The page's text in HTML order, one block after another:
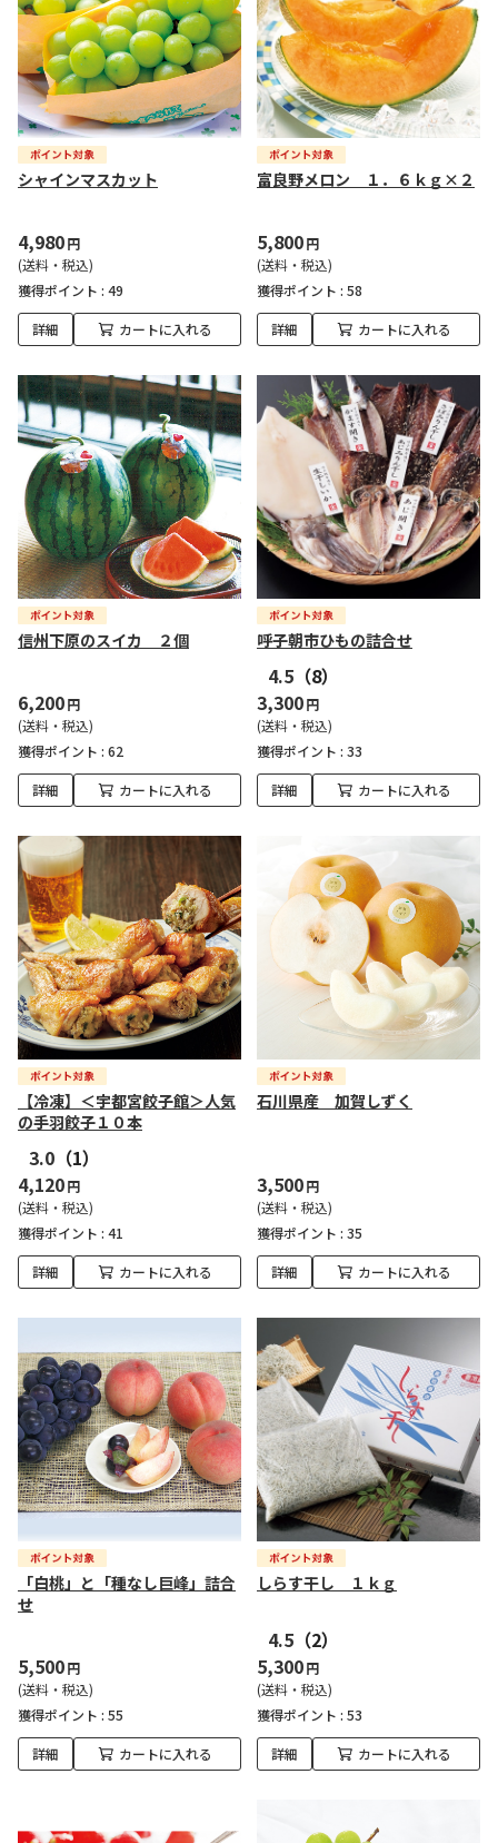
シャインマスカット
4,980円
(送料・税込)
獲得ポイント : 49
詳細 カートに入れる
富良野メロン １．６ｋｇ×２
5,800円
(送料・税込)
獲得ポイント : 58
詳細 カートに入れる
信州下原のスイカ ２個
6,200円
(送料・税込)
獲得ポイント : 62
詳細 カートに入れる
呼子朝市ひもの詰合せ
4.5 （8）
3,300円
(送料・税込)
獲得ポイント : 33
詳細 カートに入れる
【冷凍】＜宇都宮餃子館＞人気
の手羽餃子１０本
3.0 （1）
4,120円
(送料・税込)
獲得ポイント : 41
詳細 カートに入れる
石川県産 加賀しずく
3,500円
(送料・税込)
獲得ポイント : 35
詳細 カートに入れる
「白桃」と「種なし巨峰」詰合
せ
5,500円
(送料・税込)
獲得ポイント : 55
詳細 カートに入れる
しらす干し １ｋｇ
4.5 （2）
5,300円
(送料・税込)
獲得ポイント : 53
詳細 カートに入れる